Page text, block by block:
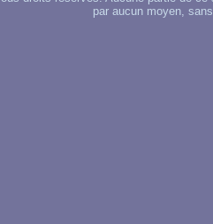
par aucun moyen,